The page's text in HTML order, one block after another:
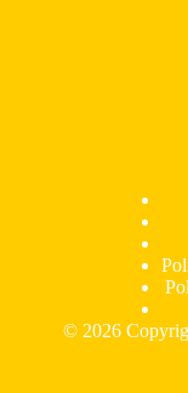
© 2026